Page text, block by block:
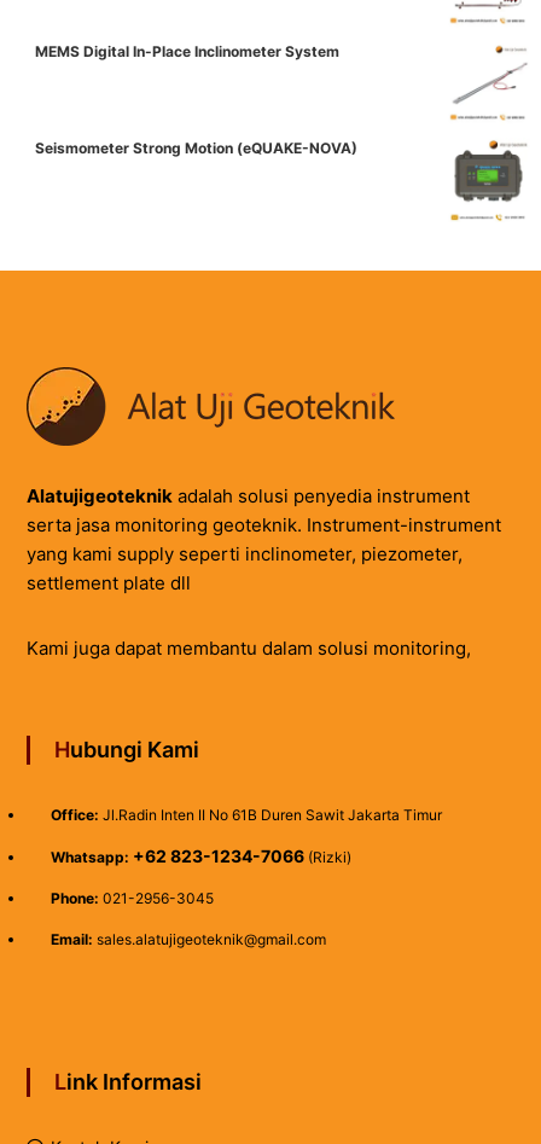
MEMS Digital In-Place Inclinometer System
Seismometer Strong Motion (eQUAKE-NOVA)
Alatujigeoteknikadalah solusi penyedia instrument
serta jasa monitoring geoteknik. Instrument-instrument
yang kami supply seperti inclinometer, piezometer,
settlement plate dll
Kami juga dapat membantu dalam solusi monitoring,
Hubungi Kami
Office: Jl.Radin Inten II No 61B Duren Sawit Jakarta Timur
Whatsapp: +62 823-1234-7066(Rizki)
Phone: 021-2956-3045
Email: sales.alatujigeoteknik@gmail.com
Link Informasi